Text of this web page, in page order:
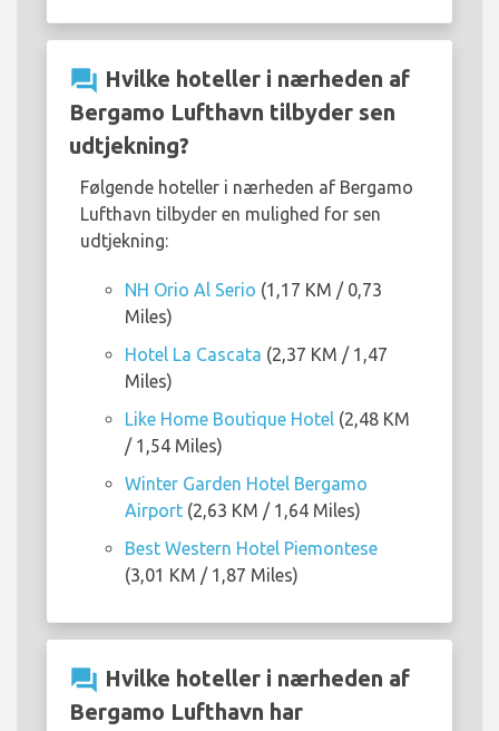
question_answer Hvilke hoteller i nærheden af
Bergamo Lufthavn tilbyder sen
udtjekning?
Følgende hoteller i nærheden af Bergamo
Lufthavn tilbyder en mulighed for sen
udtjekning:
NH Orio Al Serio (1,17 KM / 0,73
Miles)
Hotel La Cascata (2,37 KM / 1,47
Miles)
Like Home Boutique Hotel (2,48 KM
/ 1,54 Miles)
Winter Garden Hotel Bergamo
Airport (2,63 KM / 1,64 Miles)
Best Western Hotel Piemontese
(3,01 KM / 1,87 Miles)
question_answer Hvilke hoteller i nærheden af
Bergamo Lufthavn har